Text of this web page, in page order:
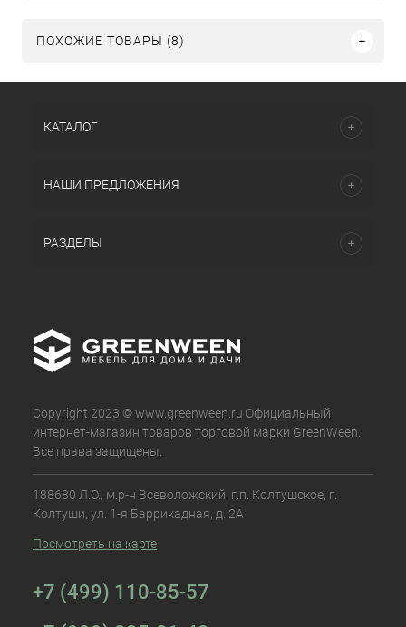
ПОХОЖИЕ ТОВАРЫ (8)
КАТАЛОГ
НАШИ ПРЕДЛОЖЕНИЯ
РАЗДЕЛЫ
Copyright 2023 © www.greenween.ru Официальный
интернет-магазин товаров торговой марки GreenWeen.
Все права защищены.
188680 Л.О., м.р-н Всеволожский, г.п. Колтушское, г.
Колтуши, ул. 1-я Баррикадная, д. 2А
Посмотреть на карте
+7 (499) 110-85-57